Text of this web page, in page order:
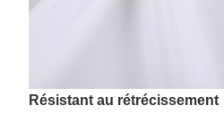
Résistant au rétrécissement